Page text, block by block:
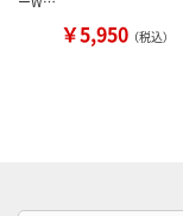
￥5,950 （税込）